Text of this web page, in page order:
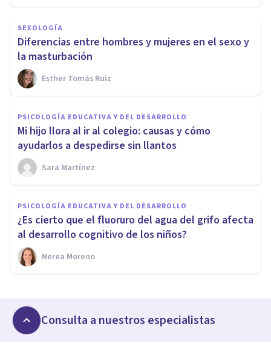
SEXOLOGÍA
Diferencias entre hombres y mujeres en el sexo y
la masturbación
Esther Tomás Ruiz
PSICOLOGÍA EDUCATIVA Y DEL DESARROLLO
Mi hijo llora al ir al colegio: causas y cómo
ayudarlos a despedirse sin llantos
Sara Martínez
PSICOLOGÍA EDUCATIVA Y DEL DESARROLLO
¿Es cierto que el fluoruro del agua del grifo afecta
al desarrollo cognitivo de los niños?
Nerea Moreno
Consulta a nuestros especialistas